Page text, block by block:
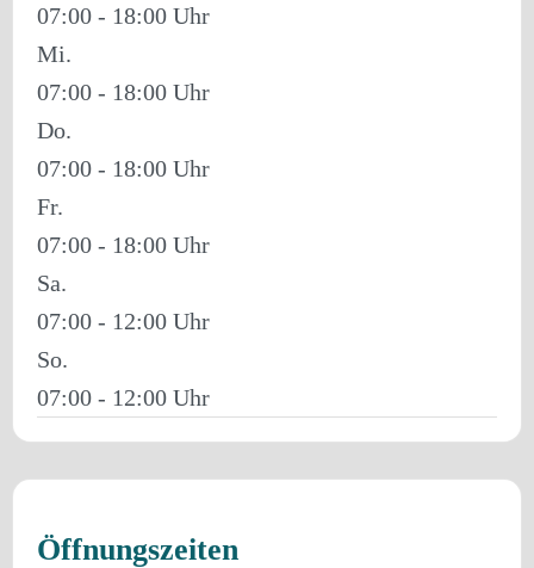
07:00 - 18:00
Mi.
07:00 - 18:00
Do.
07:00 - 18:00
Fr.
07:00 - 18:00
Sa.
07:00 - 12:00
So.
07:00 - 12:00
Öffnungszeiten